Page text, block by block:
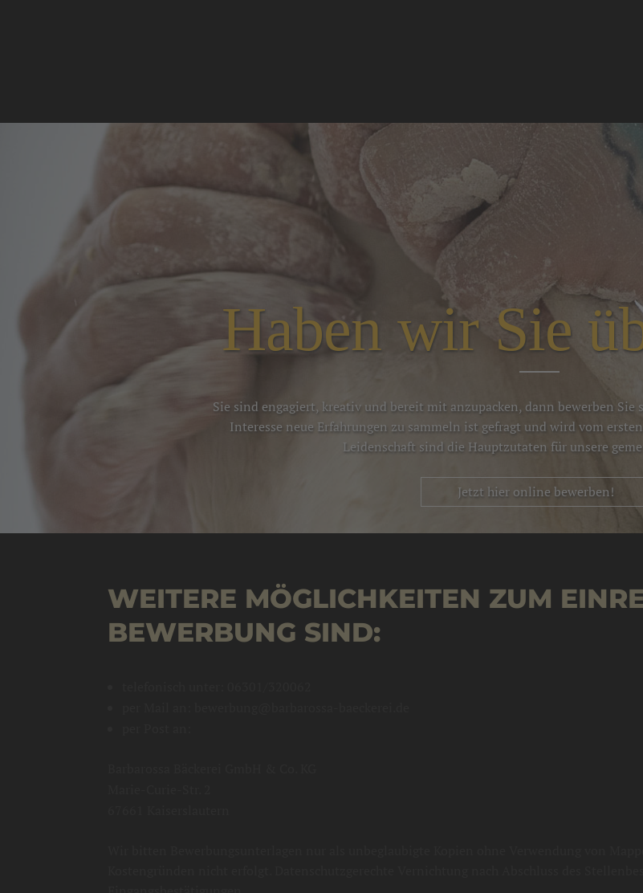
Haben wir Sie
Sie sind engagiert, kreativ und bereit mit anzupacken, dann bewerben
Interesse neue Erfahrungen zu sammeln ist gefragt und wird vom
Leidenschaft sind die Hauptzutaten für unsere
Jetzt hier online bewerben!
WEITERE MÖGLICHKEITEN ZUM
BEWERBUNG SIND: